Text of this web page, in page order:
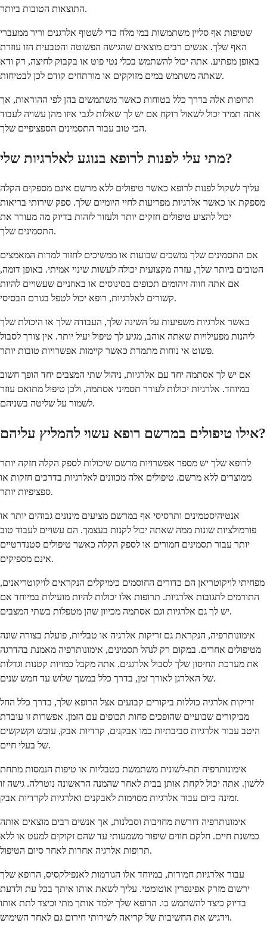
התוצאות הטובות ביותר.
שטיפות אף סליין משתמשות במי מלח כדי לשטוף אלרגנים וריר ממעברי
האף שלך. אנשים רבים מוצאים שהגישה הפשוטה והטבעית הזו עוזרת
באופן מפתיע. אתה יכול להשתמש בכלי נטי פוט או בקבוק לחיצה, רק ודא
שאתה משתמש במים מזוקקים או מורתחים קודם לכן לבטיחות.
תרופות אלה בדרך כלל בטוחות כאשר משתמשים בהן לפי ההוראות, אך
אתה תמיד יכול לשאול רוקח אם יש לך שאלות לגבי איזו מהן עשויה לעבוד
הכי טוב עבור התסמינים הספציפיים שלך.
מתי עלי לפנות לרופא בנוגע לאלרגיות שלי?
עליך לשקול לפנות לרופא כאשר טיפולים ללא מרשם אינם מספקים הקלה
מספקת או כאשר אלרגיות מפריעות לחיי היומיום שלך. ספק שירותי בריאות
יכול להציע טיפולים חזקים יותר ולעזור לזהות בדיוק מה מעורר את
התסמינים שלך.
אם התסמינים שלך נמשכים שבועות או ממשיכים לחזור למרות המאמצים
הטובים ביותר שלך, עזרה מקצועית יכולה לעשות שינוי אמיתי. באופן דומה,
אם אתה חווה זיהומים תכופים בסינוסים או באוזניים שעשויים להיות
קשורים לאלרגיות, רופא יכול לטפל בגורם הבסיסי.
כאשר אלרגיות משפיעות על השינה שלך, העבודה שלך או היכולת שלך
ליהנות מפעילויות שאתה אוהב, מגיע לך טיפול יעיל יותר. אין צורך לסבול
פשוט אי נוחות מתמדת כאשר קיימות אפשרויות טובות יותר.
אם יש לך אסתמה יחד עם אלרגיות, ניהול שתי המצבים יחד הופך חשוב
במיוחד. אלרגיות יכולות לעורר תסמיני אסתמה, ולכן טיפול מתואם עוזר
לשמור על שליטה בשניהם.
אילו טיפולים במרשם רופא עשוי להמליץ עליהם?
לרופא שלך יש מספר אפשרויות מרשם שיכולות לספק הקלה חזקה יותר
ממוצרים ללא מרשם. טיפולים אלה מכוונים לאלרגיות בדרכים חזקות או
ספציפיות יותר.
אנטיהיסטמינים ותרסיסי אף במרשם מציעים מינונים גבוהים יותר או
פורמולציות שונות ממה שאתה יכול לקנות בעצמך. הם עשויים לעבוד טוב
יותר עבור תסמינים חמורים או לספק הקלה כאשר טיפולים סטנדרטיים
אינם מספיקים.
מפחיתי לויקוטריאן הם כדורים החוסמים כימיקלים הנקראים לויקוטריאנים,
התורמים לתגובות אלרגיות. תרופות אלו יכולות להיות מועילות במיוחד אם
יש לך גם אלרגיות וגם אסתמה מכיוון שהן מטפלות בשתי המצבים.
אימונותרפיה, הנקראת גם זריקות אלרגיה או טבליות, פועלת בצורה שונה
מטיפולים אחרים. במקום רק לנהל תסמינים, אימונותרפיה מאמנת בהדרגה
את מערכת החיסון שלך לסבול אלרגנים. אתה מקבל כמויות קטנות וגדלות
של האלרגן לאורך זמן, בדרך כלל במשך שלוש עד חמש שנים.
זריקות אלרגיה כוללות ביקורים קבועים אצל הרופא שלך, בדרך כלל החל
מביקורים שבועיים שהופכים פחות תכופים עם הזמן. אפשרות זו עובדת
היטב עבור אלרגיות סביבתיות כמו אבקנים, קרדיות אבק, עובש וקשקשים
של בעלי חיים.
אימונותרפיה תת-לשונית משתמשת בטבליות או טיפות הנמסות מתחת
ללשון. אתה יכול לקחת אותן בבית לאחר שהמנה הראשונה נוטרלה. גישה זו
זמינה כיום עבור אלרגיות מסוימות לאבקנים ואלרגיות לקרדיות אבק.
אימונותרפיה דורשת מחויבות וסבלנות, אך אנשים רבים מוצאים אותה
כמשנת חיים. חלקם חווים שיפור משמעותי עד שהם זקוקים למעט או ללא
תרופות אלרגיה אחרות לאחר סיום הטיפול.
עבור אלרגיות חמורות, במיוחד אלו הגורמות לאנפילקסיס, הרופא שלך
ירשום מזרק אפינפרין אוטומטי. עליך לשאת אותו איתך בכל עת ולדעת
בדיוק כיצד להשתמש בו. הרופא שלך ילמד אותך מתי וכיצד לתת אותו
וידגיש את החשיבות של קריאה לשירותי חירום גם לאחר השימוש.